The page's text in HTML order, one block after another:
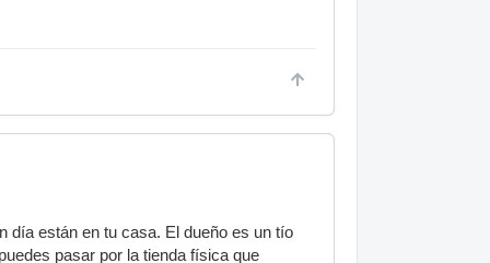
día están en tu casa. El dueño es un tío
pasar por la tienda física que